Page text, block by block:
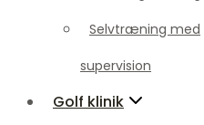
Golf klinik
Golf body test
Golf skadestue
Selvtræning med
supervision
Golf klinik